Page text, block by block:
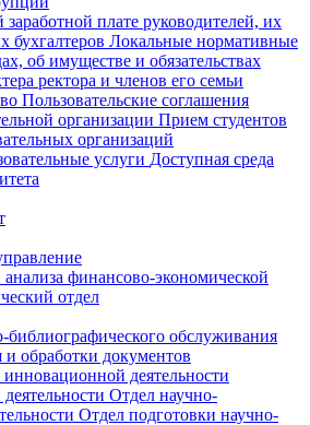
плате руководителей, их
бухгалтеров Локальные нормативные
об имуществе и обязательствах
ректора и членов его семьи
Пользовательские соглашения
организации Прием студентов
организаций
услуги Доступная среда
финансово-экономической
отдел
обслуживания
обработки документов
деятельности
Отдел научно-
Отдел подготовки научно-